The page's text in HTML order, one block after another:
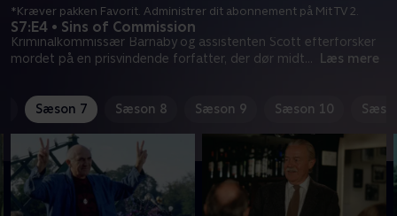
S7:E4 • Sins of Commission
Kriminalkommissær Barnaby og assistenten Scott efterforsker
mordet på en prisvindende forfatter, der dør midt
Læs mere
*Kræver pakken Favorit. Administrer dit abonnement på Mit TV 2.
Sæson 7 Sæson 8 Sæson 9 Sæson 10